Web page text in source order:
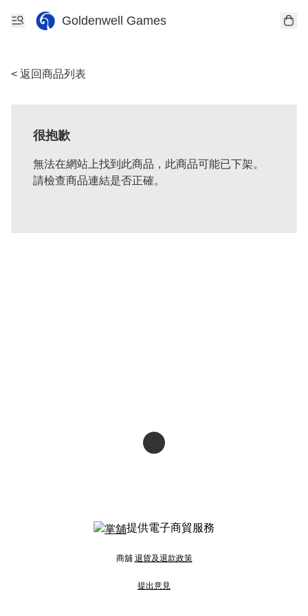
Goldenwell Games
< 返回商品列表
很抱歉
無法在網站上找到此商品，此商品可能已下架。
請檢查商品連結是否正確。
提供電子商貿服務
商舖 退貨及退款政策
提出意見